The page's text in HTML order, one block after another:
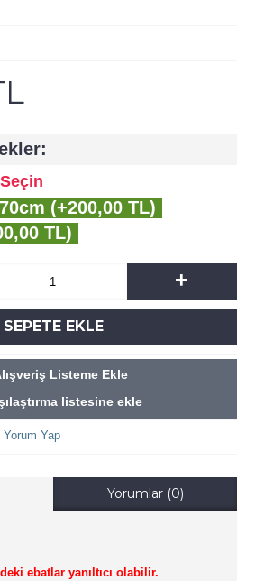
(+200,00 TL)
TL)
+
SEPETE EKLE
Listeme Ekle
listesine ekle
Yorum Yap
Yorumlar (0)
ebatlar yanıltıcı olabilir.